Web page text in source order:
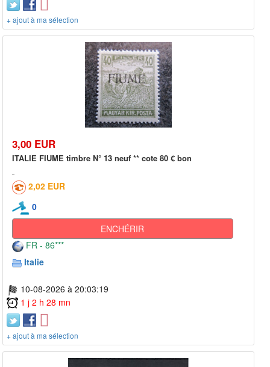
+ ajout à ma sélection
3,00 EUR
ITALIE FIUME timbre N° 13 neuf ** cote 80 € bon
2,02 EUR
0
ENCHÉRIR
FR - 86***
Italie
10-08-2026 à 20:03:19
1 j 2 h 28 mn
+ ajout à ma sélection